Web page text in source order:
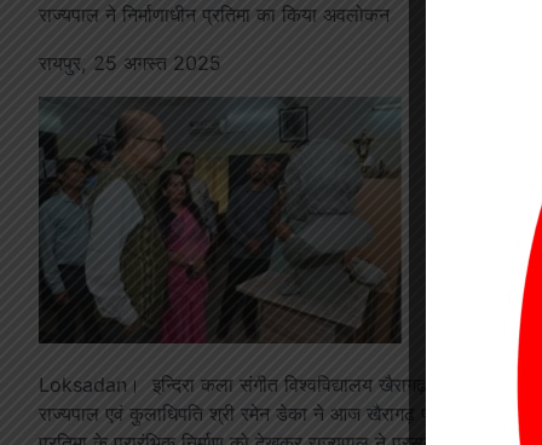
राज्यपाल ने निर्माणाधीन प्रतिमा का किया अवलोकन
रायपुर, 25 अगस्त 2025
Loksadan। इन्दिरा कला संगीत विश्वविद्यालय खैरागढ़ में असम के
राज्यपाल एवं कुलाधिपति श्री रमेन डेका ने आज खैरागढ़ प्रवास के दौरान